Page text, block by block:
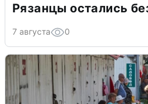
Рязанцы остались
7 августа 0